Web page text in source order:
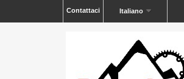
Italiano
Contattaci